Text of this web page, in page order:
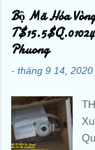
Dĩ
Bộ Mã Hóa
Phuong
- tháng 9 14, 2020